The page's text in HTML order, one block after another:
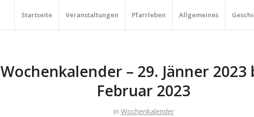
Startseite Veranstaltungen Pfarrleben Allgemeines
Wochenkalender – 29. Jänner 2023
Februar 2023
in Wochenkalender